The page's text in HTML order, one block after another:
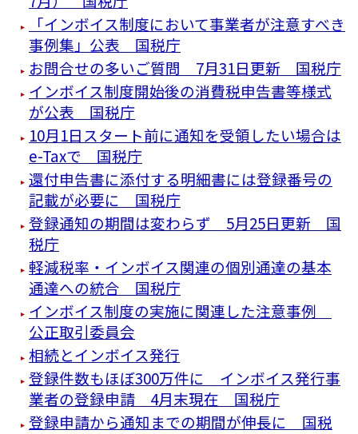
「インボイス制度において事業者が注意すべき
事例集」公表 国税庁
お問合せの多いご質問 7月31日更新 国税庁
インボイス制度開始後の消費税申告書等様式
が公表 国税庁
10月1日スタート前に通知を受領したい場合は
e-Taxで 国税庁
還付申告書に添付する明細書には登録番号の
記載が必要に 国税庁
登録通知の期間は変わらず 5月25日更新 国
税庁
軽減税率・インボイス関連の個別通達の基本
通達への統合 国税庁
インボイス制度の実施に関連した注意事例
公正取引委員会
相続とインボイス発行
登録件数もほぼ300万件に インボイス発行事
業者の登録申請 4月末現在 国税庁
登録申請から通知までの期間が伸長に 国税